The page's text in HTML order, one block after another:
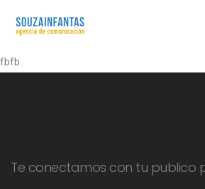
fbfb
Te conectamos con tu publico